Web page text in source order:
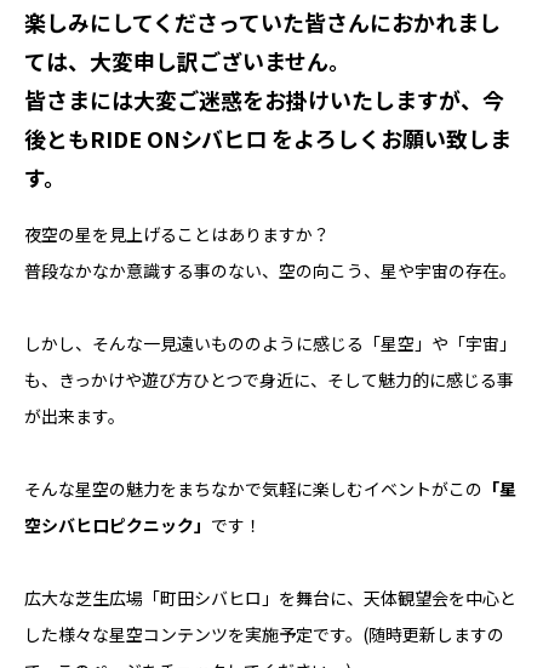
楽しみにしてくださっていた皆さんにおかれまし
ては、大変申し訳ございません。
皆さまには大変ご迷惑をお掛けいたしますが、今
後ともRIDE ONシバヒロ をよろしくお願い致しま
す。
夜空の星を見上げることはありますか？
普段なかなか意識する事のない、空の向こう、星や宇宙の存在。
しかし、そんな一見遠いもののように感じる「星空」や「宇宙」
も、きっかけや遊び方ひとつで身近に、そして魅力的に感じる事
が出来ます。
そんな星空の魅力をまちなかで気軽に楽しむイベントがこの 「星
空シバヒロピクニック」 です！
広大な芝生広場「町田シバヒロ」を舞台に、天体観望会を中心と
した様々な星空コンテンツを実施予定です。(随時更新しますの